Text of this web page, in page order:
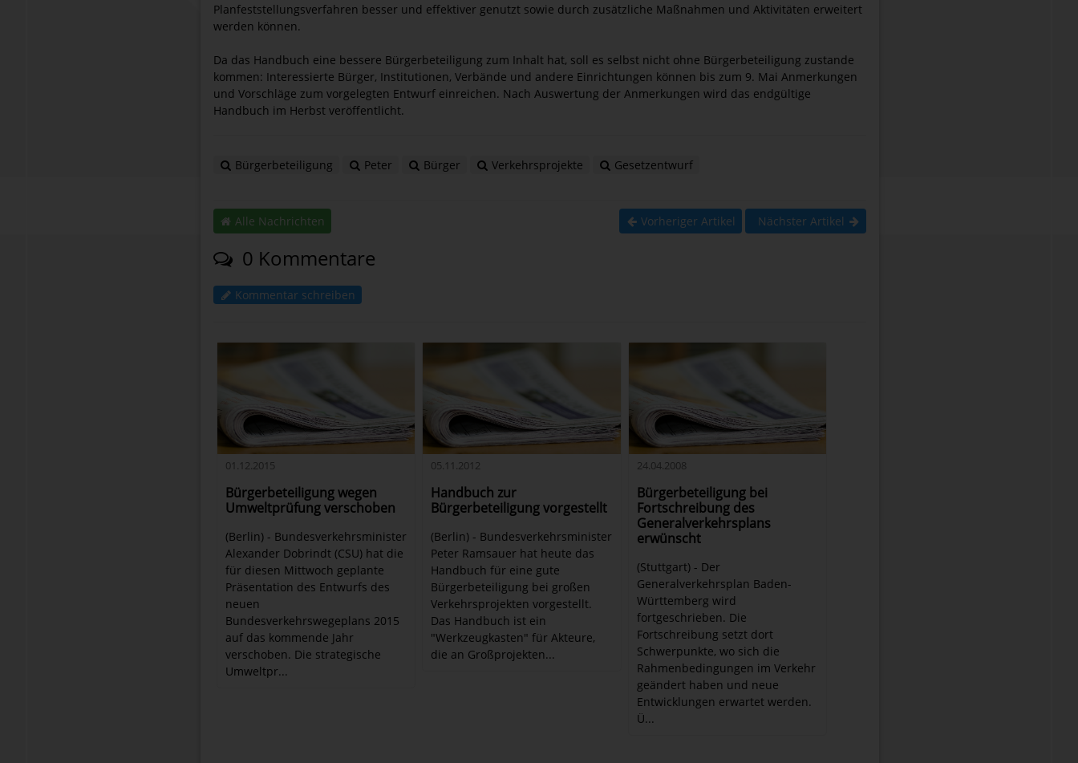
Planfeststellungsverfahren besser und effektiver genutzt sowie durch zusätzliche Maßnahmen und Aktivitäten erweitert
werden können.
Da das Handbuch eine bessere Bürgerbeteiligung zum Inhalt hat, soll es selbst nicht ohne Bürgerbeteiligung zustande
kommen: Interessierte Bürger, Institutionen, Verbände und andere Einrichtungen können bis zum 9. Mai Anmerkungen
und Vorschläge zum vorgelegten Entwurf einreichen. Nach Auswertung der Anmerkungen wird das endgültige
Handbuch im Herbst veröffentlicht.
Bürgerbeteiligung Peter Bürger Verkehrsprojekte Gesetzentwurf
Alle Nachrichten Vorheriger Artikel Nächster Artikel
0 Kommentare
Kommentar schreiben
01.12.2015
Bürgerbeteiligung wegen
Umweltprüfung verschoben
(Berlin) - Bundesverkehrsminister
Alexander Dobrindt (CSU) hat die
für diesen Mittwoch geplante
Präsentation des Entwurfs des
neuen
Bundesverkehrswegeplans 2015
auf das kommende Jahr
verschoben. Die strategische
Umweltpr...
05.11.2012
Handbuch zur
Bürgerbeteiligung vorgestellt
(Berlin) - Bundesverkehrsminister
Peter Ramsauer hat heute das
Handbuch für eine gute
Bürgerbeteiligung bei großen
Verkehrsprojekten vorgestellt.
Das Handbuch ist ein
"Werkzeugkasten" für Akteure,
die an Großprojekten...
24.04.2008
Bürgerbeteiligung bei
Fortschreibung des
Generalverkehrsplans
erwünscht
(Stuttgart) - Der
Generalverkehrsplan Baden-
Württemberg wird
fortgeschrieben. Die
Fortschreibung setzt dort
Schwerpunkte, wo sich die
Rahmenbedingungen im Verkehr
geändert haben und neue
Entwicklungen erwartet werden.
Ü...